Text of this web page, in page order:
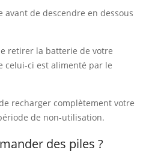
de descendre en dessous
retirer la batterie de votre
ci est alimenté par le
recharger complètement votre
de non-utilisation.
des piles ?